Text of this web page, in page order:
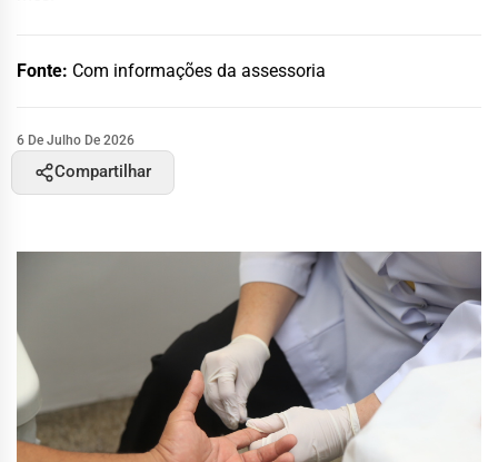
Fonte: Com informações da assessoria
6 De Julho De 2026
Compartilhar